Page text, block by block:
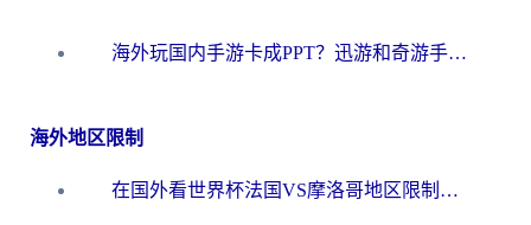
海外玩国内手游卡成PPT？迅游和奇游手游哪个好？一篇讲透回国加速器怎么选
海外地区限制
在国外看世界杯法国VS摩洛哥地区限制？这篇指南让你流畅看中文解说无压力